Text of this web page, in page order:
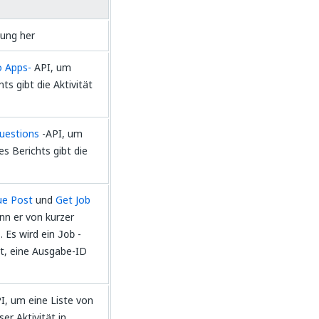
her
Apps- API, um
gibt die Aktivität
-API, um
Berichts gibt die
Postund Get Job
er von kurzer
Es wird ein Job -
eine Ausgabe-ID
um eine Liste von